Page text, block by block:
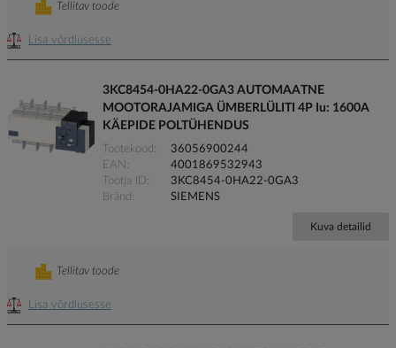
Lisa võrdlusesse
Tellitav toode
3KC8454-0HA22-0GA3 AUTOMAATNE
MOOTORAJAMIGA ÜMBERLÜLITI 4P Iu: 1600A
KÄEPIDE POLTÜHENDUS
Tootekood
36056900244
EAN
4001869532943
Tootja ID
3KC8454-0HA22-0GA3
Bränd
SIEMENS
Kuva detailid
Lisa võrdlusesse
Tellitav toode